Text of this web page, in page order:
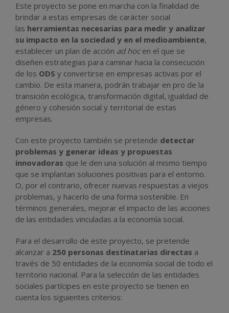
Este proyecto se pone en marcha con la finalidad de
brindar a estas empresas de carácter social
las herramientas necesarias para medir y analizar
su impacto en la sociedad y en el medioambiente,
establecer un plan de acción ad hocen el que se
diseñen estrategias para caminar hacia la consecución
de los ODS y convertirse en empresas activas por el
cambio. De esta manera, podrán trabajar en pro de la
transición ecológica, transformación digital, igualdad de
género y cohesión social y territorial de estas
empresas.
Con este proyecto también se pretende detectar
problemas y generar ideas y propuestas
innovadoras que le den una solución al mismo tiempo
que se implantan soluciones positivas para el entorno.
O, por el contrario, ofrecer nuevas respuestas a viejos
problemas, y hacerlo de una forma sostenible. En
términos generales, mejorar el impacto de las acciones
de las entidades vinculadas a la economía social.
Para el desarrollo de este proyecto, se pretende
alcanzar a 250 personas destinatarias directas a
través de 50 entidades de la economía social de todo el
territorio nacional. Para la selección de las entidades
sociales partícipes en este proyecto se tienen en
cuenta los siguientes criterios: